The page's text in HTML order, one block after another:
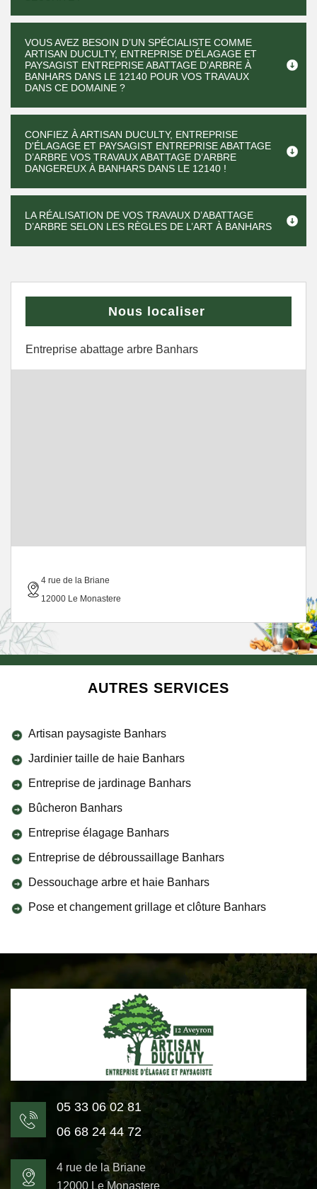
VOUS AVEZ BESOIN D’UN SPÉCIALISTE COMME
ARTISAN DUCULTY, ENTREPRISE D'ÉLAGAGE ET
PAYSAGIST ENTREPRISE ABATTAGE D’ARBRE À
BANHARS DANS LE 12140 POUR VOS TRAVAUX
DANS CE DOMAINE ?
CONFIEZ À ARTISAN DUCULTY, ENTREPRISE
D'ÉLAGAGE ET PAYSAGIST ENTREPRISE ABATTAGE
D’ARBRE VOS TRAVAUX ABATTAGE D’ARBRE
DANGEREUX À BANHARS DANS LE 12140 !
LA RÉALISATION DE VOS TRAVAUX D’ABATTAGE
D’ARBRE SELON LES RÈGLES DE L’ART À BANHARS
Nous localiser
Entreprise abattage arbre Banhars
4 rue de la Briane
12000 Le Monastere
AUTRES SERVICES
Artisan paysagiste Banhars
Jardinier taille de haie Banhars
Entreprise de jardinage Banhars
Bûcheron Banhars
Entreprise élagage Banhars
Entreprise de débroussaillage Banhars
Dessouchage arbre et haie Banhars
Pose et changement grillage et clôture Banhars
05 33 06 02 81
06 68 24 44 72
4 rue de la Briane
12000 Le Monastere